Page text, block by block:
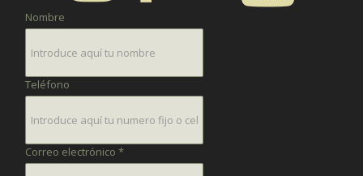
Nombre
Teléfono
Correo electrónico *